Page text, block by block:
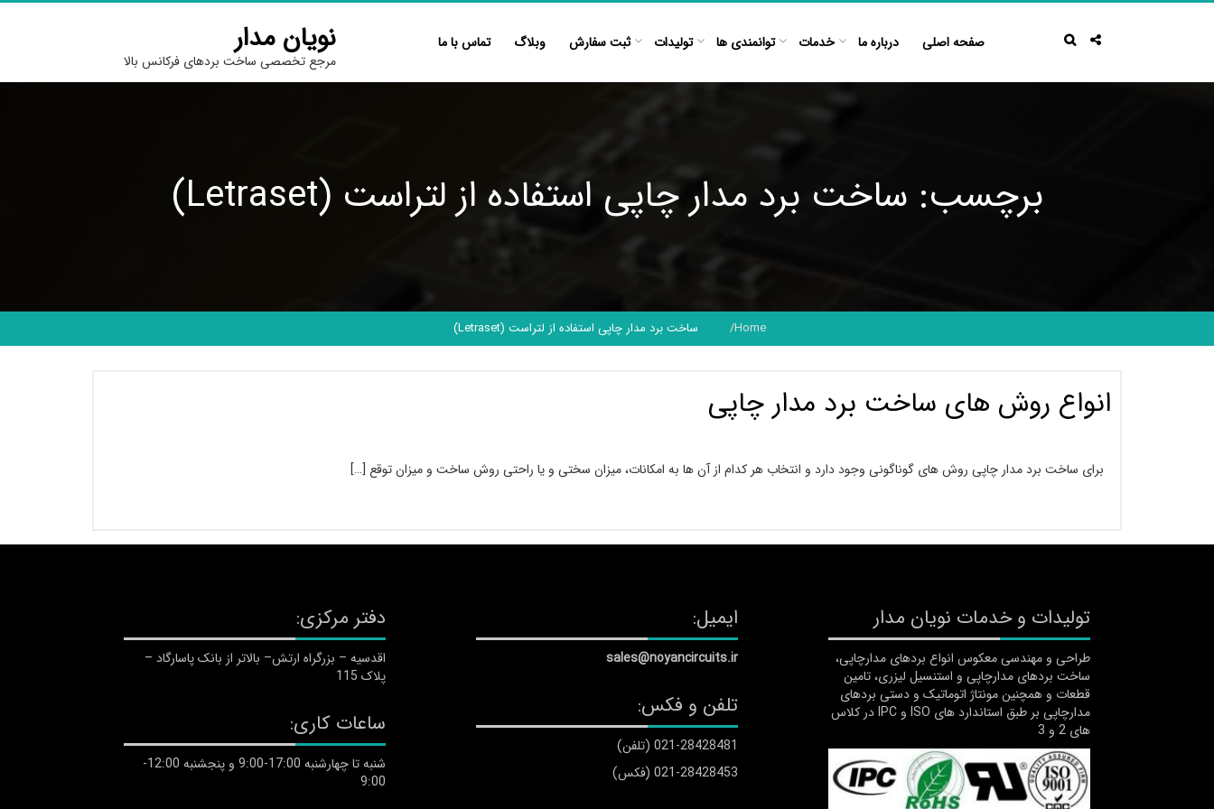
Skip
نویان مدار
مرجع تخصصی ساخت بردهای فرکانس بالا
صفحه اصلی درباره ما خدمات توانمندی ها تولیدات ثبت سفارش وبلاگ تماس با ما
برچسب: ساخت برد مدار چاپی استفاده از لتراست (L‎etraset)
Home ساخت برد مدار چاپی استفاده از لتراست (L‎etraset)
انواع روش های ساخت برد مدار چاپی
برای ساخت برد مدار چاپی روش های گوناگونی وجود دارد و انتخاب هر کدام از آن ها به امکانات، میزان سختی و یا راحتی روش ساخت و میزان توقع […]
دفتر مرکزی:
اقدسیه – بزرگراه ارتش– بالاتر از بانک پاسارگاد –
پلاک 115
ساعات کاری:
شنبه تا چهارشنبه 17:00-9:00 و پنجشنبه 12:00-
9:00
ایمیل:
sales@noyancircuits.ir
تلفن و فکس:
021-28428481 (تلفن)
021-28428453 (فکس)
تولیدات و خدمات نویان مدار
طراحی و مهندسی معکوس انواع بردهای مدارچاپی،
ساخت بردهای مدارچاپی و استنسیل لیزری، تامین
قطعات و همچنین مونتاژ اتوماتیک و دستی بردهای
مدارچاپی بر طبق استاندارد های ISO و IPC در کلاس
های 2 و 3